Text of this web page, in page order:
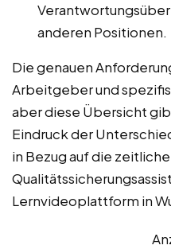
anderen Positionen.
Die genauen
Arbeitgeber und
aber diese Übersicht
Eindruck der
in Bezug auf die
Lernvideoplattform in